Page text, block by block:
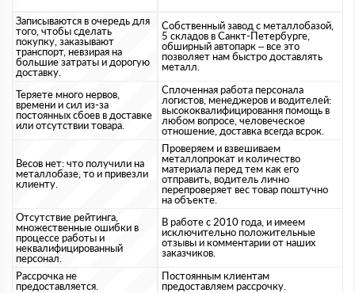
Записываются в очередь для
того, чтобы сделать
покупку, заказывают
транспорт, невзирая на
большие затраты и дорогую
доставку.
Собственный завод с металлобазой,
5 складов в Санкт-Петербурге,
обширный автопарк – все это
позволяет нам быстро доставлять
металл.
Теряете много нервов,
времени и сил из-за
постоянных сбоев в доставке
или отсутствии товара.
Сплоченная работа персонала
логистов, менеджеров и водителей:
высококвалифицировання помощь в
любом вопросе, человеческое
отношение, доставка всегда всрок.
Весов нет: что получили на
металлобазе, то и привезли
клиенту.
Проверяем и взвешиваем
металлопрокат и количество
материала перед тем как его
отправить, водитель лично
перепроверяет вес товар поштучно
на объекте.
Отсутствие рейтинга,
множественные ошибки в
процессе работы и
неквалифицированный
персонал.
В работе с 2010 года, и имеем
исключительно положительные
отзывы и комментарии от наших
заказчиков.
Рассрочка не
предоставляется.
Постоянным клиентам
предоставляем рассрочку.